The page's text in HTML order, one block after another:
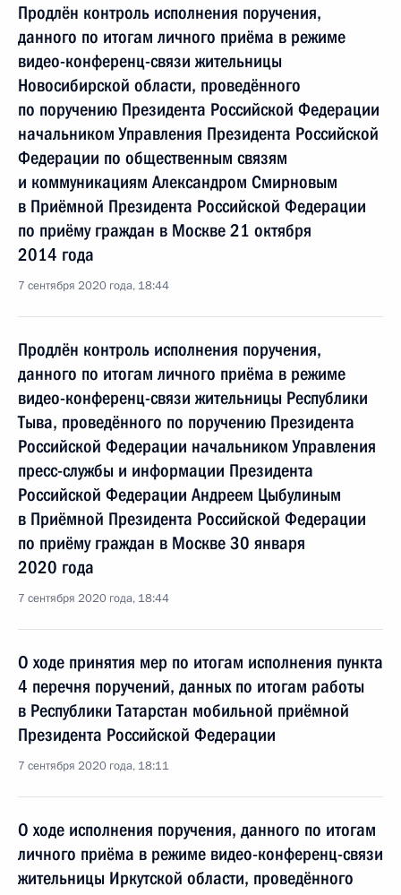
Продлён контроль исполнения поручения,
данного по итогам личного приёма в режиме
видео-конференц-связи жительницы
Новосибирской области, проведённого
по поручению Президента Российской Федерации
начальником Управления Президента Российской
Федерации по общественным связям
и коммуникациям Александром Смирновым
в Приёмной Президента Российской Федерации
по приёму граждан в Москве 21 октября
2014 года
7 сентября 2020 года, 18:44
Продлён контроль исполнения поручения,
данного по итогам личного приёма в режиме
видео-конференц-связи жительницы Республики
Тыва, проведённого по поручению Президента
Российской Федерации начальником Управления
пресс-службы и информации Президента
Российской Федерации Андреем Цыбулиным
в Приёмной Президента Российской Федерации
по приёму граждан в Москве 30 января
2020 года
7 сентября 2020 года, 18:44
О ходе принятия мер по итогам исполнения пункта
4 перечня поручений, данных по итогам работы
в Республики Татарстан мобильной приёмной
Президента Российской Федерации
7 сентября 2020 года, 18:11
О ходе исполнения поручения, данного по итогам
личного приёма в режиме видео-конференц-связи
жительницы Иркутской области, проведённого